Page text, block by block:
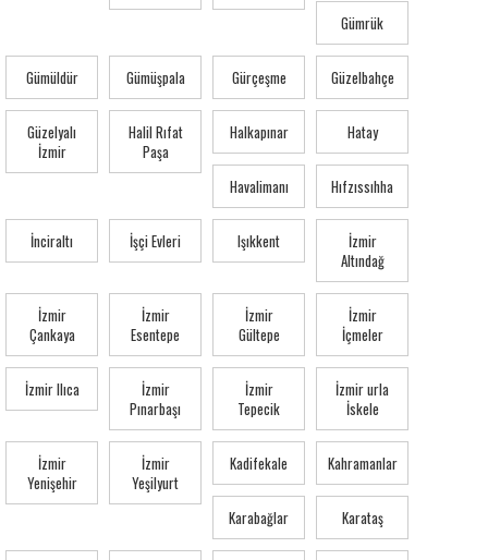
Gümrük
Gümüldür Gümüşpala Gürçeşme Güzelbahçe
Güzelyalı
İzmir
Halil Rıfat
Paşa
Halkapınar Hatay
Havalimanı Hıfzıssıhha
İnciraltı İşçi Evleri Işıkkent
İzmir
Altındağ
İzmir
Çankaya
İzmir
Esentepe
İzmir
Gültepe
İzmir
İçmeler
İzmir Ilıca
İzmir
Pınarbaşı
İzmir
Tepecik
İzmir urla
İskele
İzmir
Yenişehir
İzmir
Yeşilyurt
Kadifekale Kahramanlar
Karabağlar Karataş